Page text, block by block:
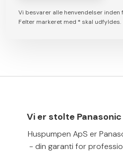
Vi besvarer alle henvendelser inden
Felter markeret med * skal udfyldes.​
Vi er stolte
Huspumpen ApS er
- din garanti for